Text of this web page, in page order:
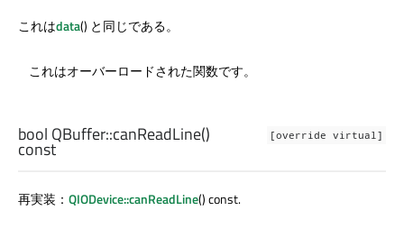
これはdata() と同じである。
これはオーバーロードされた関数です。
[override virtual]
bool QBuffer::canReadLine()
const
再実装： QIODevice::canReadLine() const.